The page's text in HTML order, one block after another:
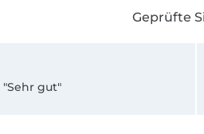
Geprüfte
"Sehr gut"